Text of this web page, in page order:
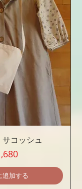
コッシュ
追加する